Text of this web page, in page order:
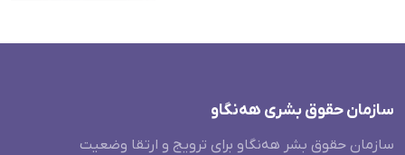
سازمان حقوق بشری هەنگاو
سازمان حقوق بشر هه‌نگاو برای ترویج و ارتقا وضعیت